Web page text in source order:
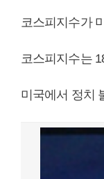
코스피지수가
코스피지수는
미국에서 정치